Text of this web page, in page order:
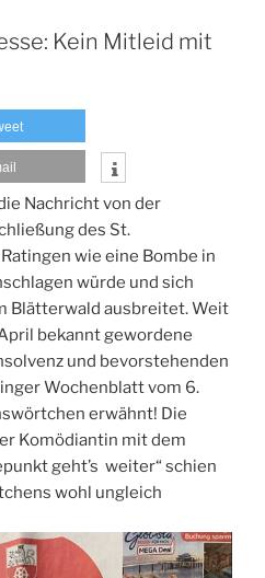
Kein Mitleid mit
Nachricht von der
des St.
wie eine Bombe in
würde und sich
Blätterwald ausbreitet. Weit
bekannt gewordene
und bevorstehenden
Wochenblatt vom 6.
erwähnt! Die
Komödiantin mit dem
geht’s weiter“ schien
wohl ungleich